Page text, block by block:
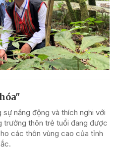
năng động và thích nghi với
trưởng thôn trẻ tuổi đang được
các thôn vùng cao của tỉnh